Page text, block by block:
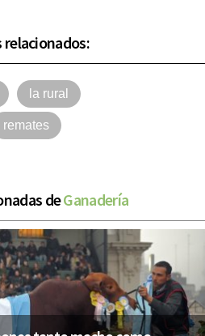
relacionados:
la rural
remates
deGanadería